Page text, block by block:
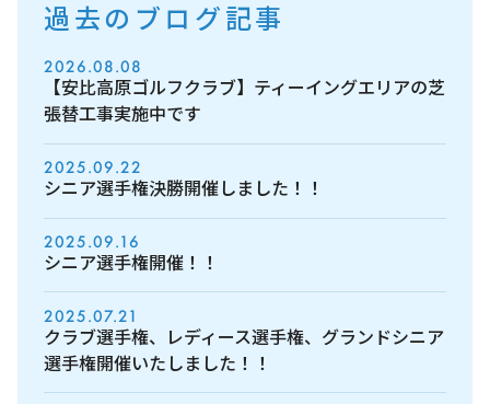
過去のブログ記事
2026.08.08
【安比高原ゴルフクラブ】ティーイングエリアの芝
張替工事実施中です
2025.09.22
シニア選手権決勝開催しました！！
2025.09.16
シニア選手権開催！！
2025.07.21
クラブ選手権、レディース選手権、グランドシニア
選手権開催いたしました！！